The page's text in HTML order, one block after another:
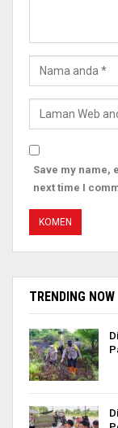
Save my name,
next time I
TRENDING NOW